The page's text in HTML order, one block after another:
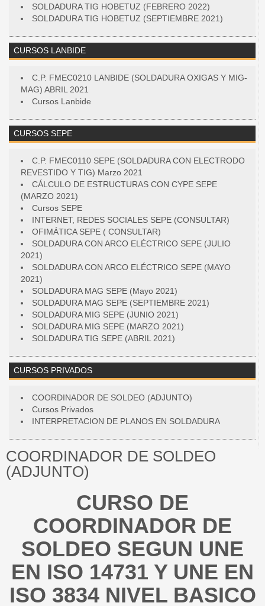
SOLDADURA TIG HOBETUZ (FEBRERO 2022)
SOLDADURA TIG HOBETUZ (SEPTIEMBRE 2021)
CURSOS LANBIDE
C.P. FMEC0210 LANBIDE (SOLDADURA OXIGAS Y MIG-
MAG) ABRIL 2021
Cursos Lanbide
CURSOS SEPE
C.P. FMEC0110 SEPE (SOLDADURA CON ELECTRODO
REVESTIDO Y TIG) Marzo 2021
CÁLCULO DE ESTRUCTURAS CON CYPE SEPE
(MARZO 2021)
Cursos SEPE
INTERNET, REDES SOCIALES SEPE (CONSULTAR)
OFIMÁTICA SEPE ( CONSULTAR)
SOLDADURA CON ARCO ELÉCTRICO SEPE (JULIO
2021)
SOLDADURA CON ARCO ELÉCTRICO SEPE (MAYO
2021)
SOLDADURA MAG SEPE (Mayo 2021)
SOLDADURA MAG SEPE (SEPTIEMBRE 2021)
SOLDADURA MIG SEPE (JUNIO 2021)
SOLDADURA MIG SEPE (MARZO 2021)
SOLDADURA TIG SEPE (ABRIL 2021)
CURSOS PRIVADOS
COORDINADOR DE SOLDEO (ADJUNTO)
Cursos Privados
INTERPRETACION DE PLANOS EN SOLDADURA
COORDINADOR DE SOLDEO
(ADJUNTO)
CURSO DE
COORDINADOR DE
SOLDEO SEGUN UNE
EN ISO 14731 Y UNE EN
ISO 3834 NIVEL BASICO